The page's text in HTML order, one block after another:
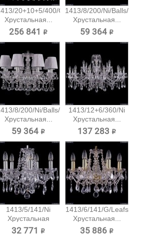
20+10+5/400/G
Хрустальная...
256 841 ₽
1413/8/200/Ni/Balls/
Хрустальная...
59 364 ₽
8/200/Ni/Balls/SH6
Хрустальная...
59 364 ₽
1413/12+6/360/Ni
Хрустальная...
137 283 ₽
1413/5/141/Ni
Хрустальная
подвесная...
32 771 ₽
1413/6/141/G/Leafs
Хрустальная...
35 886 ₽